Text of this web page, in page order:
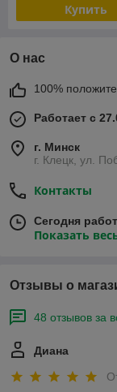
Купить
О нас
100%
Работает с
г. Минск
г. Клецк, ул.
Контакты
Сегодня
Показать
Отзывы о
48 отзывов за
Диана